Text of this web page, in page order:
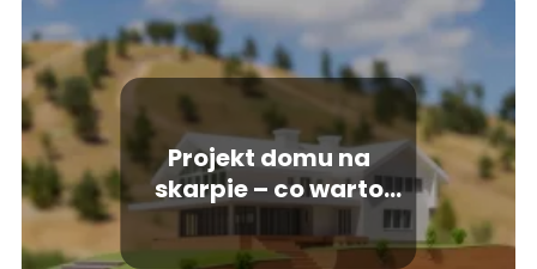
Projekt domu na
skarpie – co warto
wiedzieć przed
budową?